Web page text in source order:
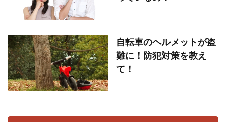
自転車のヘルメットが盗
難に！防犯対策を教え
て！